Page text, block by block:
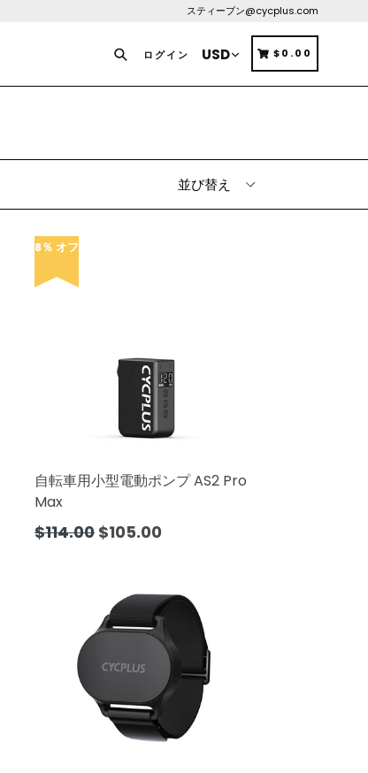
スティーブン@cycplus.com
検索
ログイン カート
カート
$0.00
8％ オフ
自転車用小型電動ポンプ AS2 Pro
Max
通
$114.00 $105.00